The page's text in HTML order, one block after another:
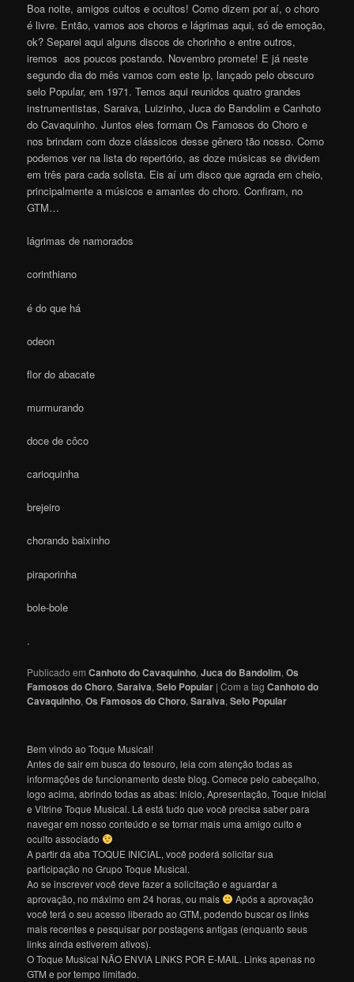
Boa noite, amigos cultos e ocultos! Como dizem por aí, o choro
é livre. Então, vamos aos choros e lágrimas aqui, só de emoção,
ok? Separei aqui alguns discos de chorinho e entre outros,
iremos aos poucos postando. Novembro promete! E já neste
segundo dia do mês vamos com este lp, lançado pelo obscuro
selo Popular, em 1971. Temos aqui reunidos quatro grandes
instrumentistas, Saraiva, Luizinho, Juca do Bandolim e Canhoto
do Cavaquinho. Juntos eles formam Os Famosos do Choro e
nos brindam com doze clássicos desse gênero tão nosso. Como
podemos ver na lista do repertório, as doze músicas se dividem
em três para cada solista. Eis aí um disco que agrada em cheio,
principalmente a músicos e amantes do choro. Confiram, no
GTM…
lágrimas de namorados
corinthiano
é do que há
odeon
flor do abacate
murmurando
doce de côco
carioquinha
brejeiro
chorando baixinho
piraporinha
bole-bole
.
Publicado em Canhoto do Cavaquinho,Juca do Bandolim,Os
Famosos do Choro,Saraiva,Selo Popular |Com a tagCanhoto do
Cavaquinho,Os Famosos do Choro,Saraiva,Selo Popular
Bem vindo ao Toque Musical!
Antes de sair em busca do tesouro, leia com atenção todas as
informações de funcionamento deste blog. Comece pelo cabeçalho,
logo acima, abrindo todas as abas: Início, Apresentação, Toque Inicial
e Vitrine Toque Musical. Lá está tudo que você precisa saber para
navegar em nosso conteúdo e se tornar mais uma amigo culto e
oculto associado
A partir da aba TOQUE INICIAL, você poderá solicitar sua
participação no Grupo Toque Musical.
Ao se inscrever você deve fazer a solicitação e aguardar a
aprovação, no máximo em 24 horas, ou mais
Após a aprovação
você terá o seu acesso liberado ao GTM, podendo buscar os links
mais recentes e pesquisar por postagens antigas (enquanto seus
links ainda estiverem ativos).
O Toque Musical NÃO ENVIA LINKS POR E-MAIL. Links apenas no
GTM e por tempo limitado.